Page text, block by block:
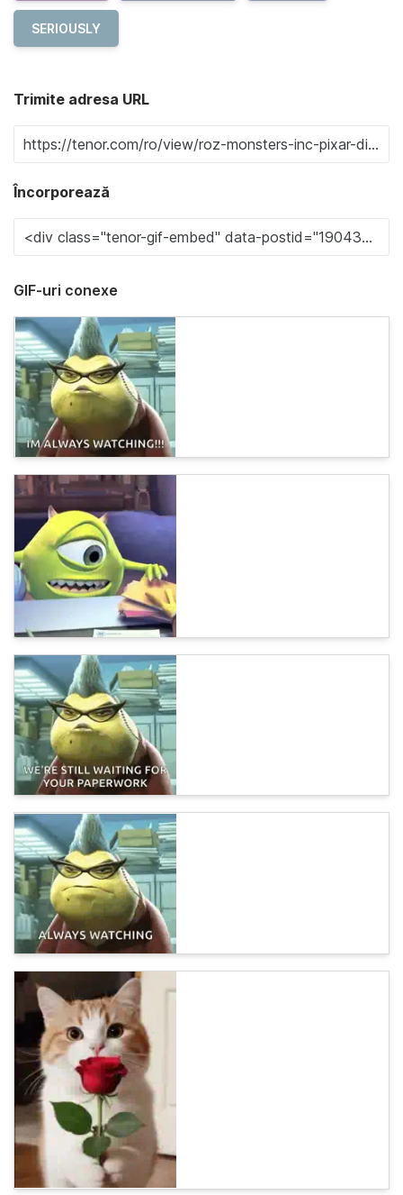
SERIOUSLY
Trimite adresa URL
Încorporează
GIF-uri conexe